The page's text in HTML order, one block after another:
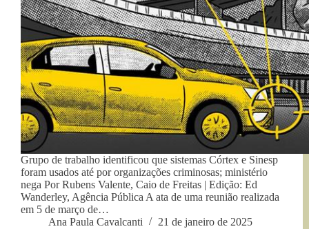
Grupo de trabalho identificou que sistemas Córtex e Sinesp
foram usados até por organizações criminosas; ministério
nega Por Rubens Valente, Caio de Freitas | Edição: Ed
Wanderley, Agência Pública A ata de uma reunião realizada
em 5 de março de…
Ana Paula Cavalcanti
21 de janeiro de 2025